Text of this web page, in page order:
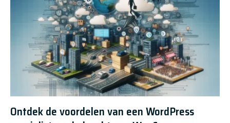
Ontdek de voordelen van een WordPress